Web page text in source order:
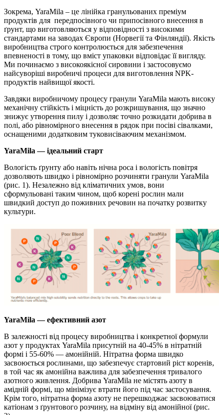
Зокрема, YaraMila – це лінійка гранульованих преміум
продуктів для передпосівного чи припосівного внесення в
ґрунт, що виготовляються у відповідності з високими
стандартами на заводах Європи (Норвегії та Фінляндії). Якість
виробництва строго контролюється для забезпечення
впевненості в тому, що вміст упаковки відповідає її вигляду.
Ми починаємо з високоякісної сировини і застосовуємо
найсуворіші виробничі процеси для виготовлення NPK-
продуктів найвищої якості.
Завдяки виробничому процесу гранули YaraMila мають високу
механічну стійкість і міцність до розкришування, що значно
знижує утворення пилу і дозволяє точно розкидати добрива в
полі, або рівномірного внесення в рядок при посіві сівалками,
оснащеними додатковим туковисіваючим механізмом.
YaraMila — ідеальний старт
Вологість ґрунту або навіть нічна роса і вологість повітря
дозволяють швидко і рівномірно розчиняти гранули YaraMila
(рис. 1). Незалежно від кліматичних умов, вони
сформульовані таким чином, щоб корені рослин мали
швидкий доступ до поживних речовин на початку розвитку
культури.
YaraMila — ефективний азот
В залежності від процесу виробництва і конкретної формули
азот у продуктах YaraMila присутній на 40-45% в нітратній
формі і 55-60% — амонійній. Нітратна форма швидко
засвоюється рослинами, що забезпечує стартовий ріст коренів,
в той час як амонійна важлива для забезпечення тривалого
азотного живлення. Добрива YaraMila не містять азоту в
амідній формі, що мінімізує втрати його під час застосування.
Крім того, нітратна форма азоту не перешкоджає засвоюватися
катіонам з ґрунтового розчину, на відміну від амонійної (рис.